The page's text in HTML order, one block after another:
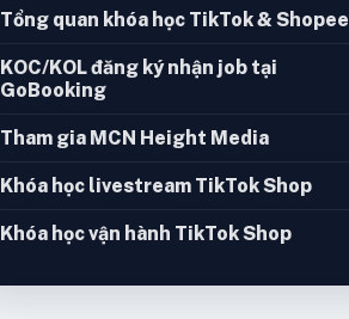
Tổng quan khóa học TikTok & Shopee
KOC/KOL đăng ký nhận job tại
GoBooking
Tham gia MCN Height Media
Khóa học livestream TikTok Shop
Khóa học vận hành TikTok Shop